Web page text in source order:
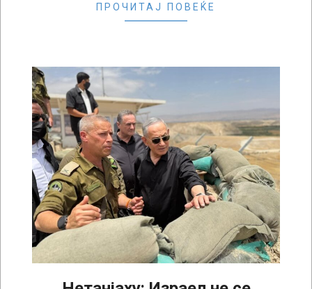
ПРОЧИТАЈ ПОВЕЌЕ